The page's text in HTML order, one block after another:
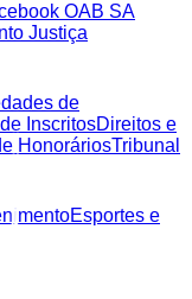
OAB SA
Justiça
de
InscritosDireitos e
HonoráriosTribunal
Esportes e